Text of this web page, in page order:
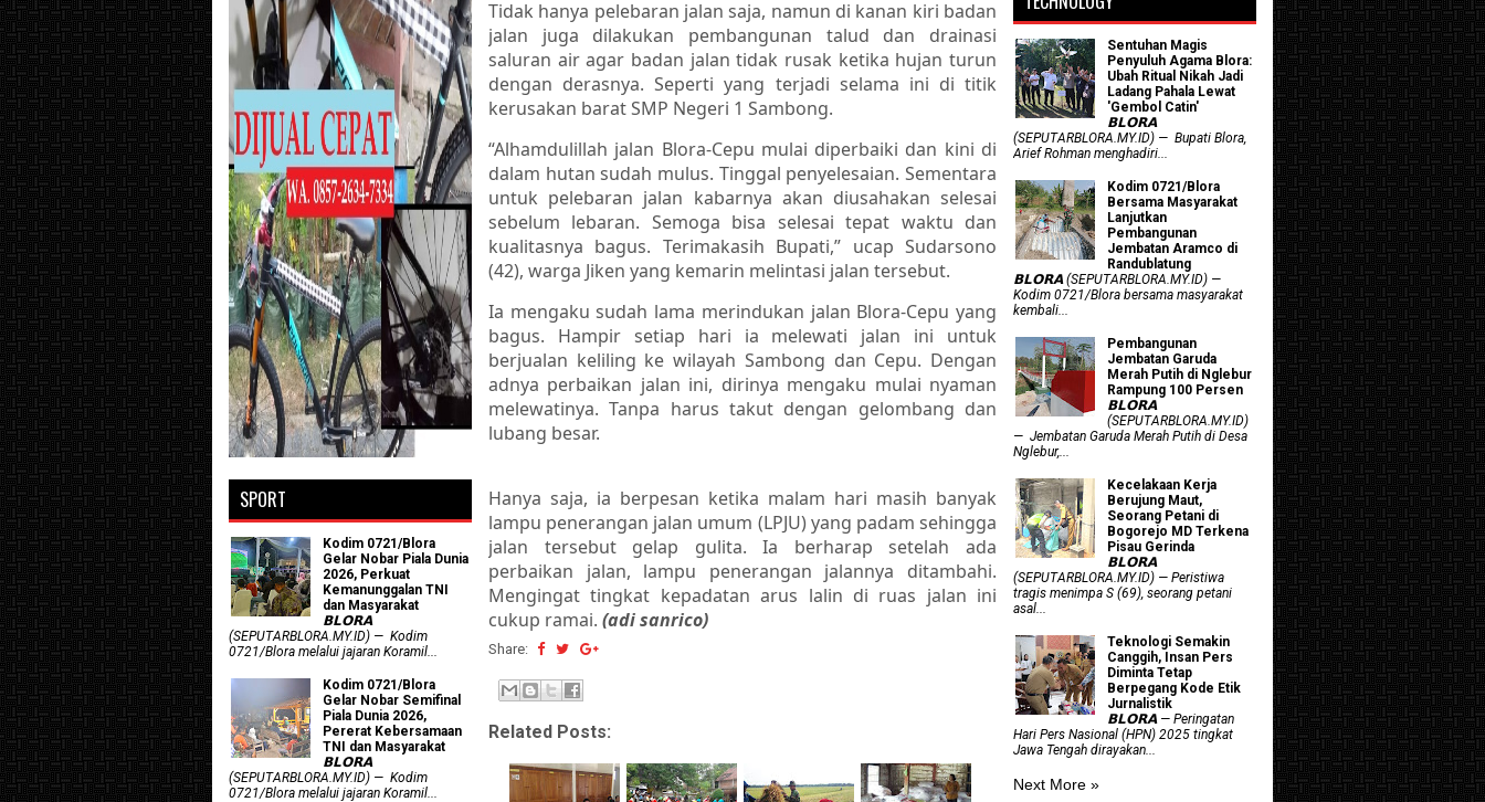
Tidak hanya pelebaran jalan saja, namun di kanan kiri badan
jalan juga dilakukan pembangunan talud dan drainasi
saluran air agar badan jalan tidak rusak ketika hujan turun
dengan derasnya. Seperti yang terjadi selama ini di titik
kerusakan barat SMP Negeri 1 Sambong.
“Alhamdulillah jalan Blora-Cepu mulai diperbaiki dan kini di
dalam hutan sudah mulus. Tinggal penyelesaian. Sementara
untuk pelebaran jalan kabarnya akan diusahakan selesai
sebelum lebaran. Semoga bisa selesai tepat waktu dan
kualitasnya bagus. Terimakasih Bupati,” ucap Sudarsono
(42), warga Jiken yang kemarin melintasi jalan tersebut.
Ia mengaku sudah lama merindukan jalan Blora-Cepu yang
bagus. Hampir setiap hari ia melewati jalan ini untuk
berjualan keliling ke wilayah Sambong dan Cepu. Dengan
adnya perbaikan jalan ini, dirinya mengaku mulai nyaman
melewatinya. Tanpa harus takut dengan gelombang dan
lubang besar.
Hanya saja, ia berpesan ketika malam hari masih banyak
lampu penerangan jalan umum (LPJU) yang padam sehingga
jalan tersebut gelap gulita. Ia berharap setelah ada
perbaikan jalan, lampu penerangan jalannya ditambahi.
Mengingat tingkat kepadatan arus lalin di ruas jalan ini
cukup ramai. (adi sanrico)
Share:
Related Posts:
SPORT
Kodim 0721/Blora
Gelar Nobar Piala Dunia
2026, Perkuat
Kemanunggalan TNI
dan Masyarakat
𝗕𝗟𝗢𝗥𝗔
(SEPUTARBLORA.MY.ID) — Kodim
0721/Blora melalui jajaran Koramil...
Kodim 0721/Blora
Gelar Nobar Semifinal
Piala Dunia 2026,
Pererat Kebersamaan
TNI dan Masyarakat
𝗕𝗟𝗢𝗥𝗔
(SEPUTARBLORA.MY.ID) — Kodim
0721/Blora melalui jajaran Koramil...
Sentuhan Magis
Penyuluh Agama Blora:
Ubah Ritual Nikah Jadi
Ladang Pahala Lewat
'Gembol Catin'
𝗕𝗟𝗢𝗥𝗔
(SEPUTARBLORA.MY.ID) — Bupati Blora,
Arief Rohman menghadiri...
Kodim 0721/Blora
Bersama Masyarakat
Lanjutkan
Pembangunan
Jembatan Aramco di
Randublatung
𝗕𝗟𝗢𝗥𝗔 (SEPUTARBLORA.MY.ID) —
Kodim 0721/Blora bersama masyarakat
kembali...
Pembangunan
Jembatan Garuda
Merah Putih di Nglebur
Rampung 100 Persen
𝗕𝗟𝗢𝗥𝗔
(SEPUTARBLORA.MY.ID)
— Jembatan Garuda Merah Putih di Desa
Nglebur,...
Kecelakaan Kerja
Berujung Maut,
Seorang Petani di
Bogorejo MD Terkena
Pisau Gerinda
𝗕𝗟𝗢𝗥𝗔
(SEPUTARBLORA.MY.ID) — Peristiwa
tragis menimpa S (69), seorang petani
asal...
Teknologi Semakin
Canggih, Insan Pers
Diminta Tetap
Berpegang Kode Etik
Jurnalistik
𝗕𝗟𝗢𝗥𝗔 — Peringatan
Hari Pers Nasional (HPN) 2025 tingkat
Jawa Tengah dirayakan...
Next More »